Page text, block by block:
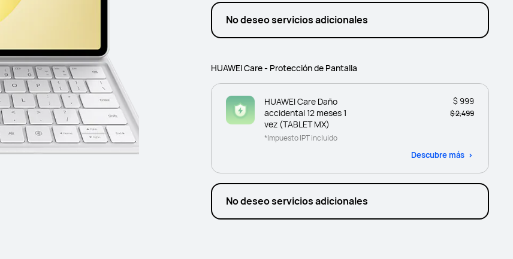
No deseo servicios adicionales
HUAWEI Care - Protección de Pantalla
HUAWEI Care Daño
accidental 12 meses 1
vez (TABLET MX)
$ 999
$ 2,499
*Impuesto IPT incluido
Descubre más
No deseo servicios adicionales